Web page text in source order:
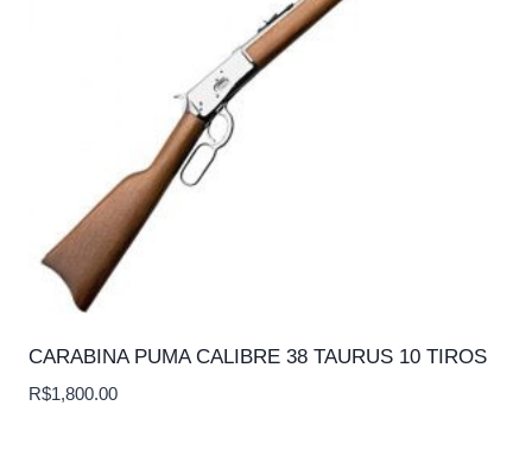
CARABINA PUMA CALIBRE 38 TAURUS 10 TIROS
R$1,800.00